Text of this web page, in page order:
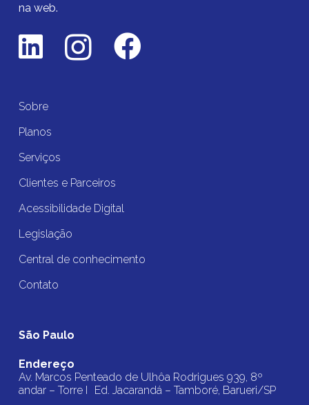
na web.
Sobre
Planos
Serviços
Clientes e Parceiros
Acessibilidade Digital
Legislação
Central de conhecimento
Contato
São Paulo
Endereço
Av. Marcos Penteado de Ulhôa Rodrigues 939, 8º
andar – Torre I Ed. Jacarandá – Tamboré, Barueri/SP